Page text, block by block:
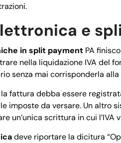
e
in split payment PA
nella liquidazione IVA del
senza mai corrisponderla
fattura debba essere
imposte da versare. Un altro
un’unica scrittura in cui
deve riportare la dicitura